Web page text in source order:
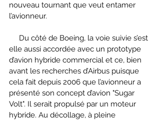
nouveau tournant que veut entamer
l’avionneur.
Du côté de Boeing, la voie suivie s’est
elle aussi accordée avec un prototype
d’avion hybride commercial et ce, bien
avant les recherches d’Airbus puisque
cela fait depuis 2006 que l’avionneur a
présenté son concept d’avion "Sugar
Volt". Il serait propulsé par un moteur
hybride. Au décollage, à pleine